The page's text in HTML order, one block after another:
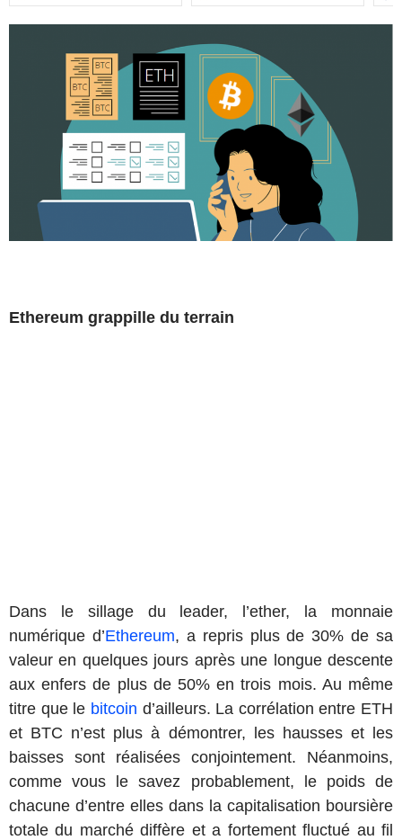
Ethereum grappille du terrain
Dans le sillage du leader, l’ether, la monnaie
numérique d’Ethereum, a repris plus de 30% de sa
valeur en quelques jours après une longue descente
aux enfers de plus de 50% en trois mois. Au même
titre que le bitcoin d’ailleurs. La corrélation entre ETH
et BTC n’est plus à démontrer, les hausses et les
baisses sont réalisées conjointement. Néanmoins,
comme vous le savez probablement, le poids de
chacune d’entre elles dans la capitalisation boursière
totale du marché diffère et a fortement fluctué au fil